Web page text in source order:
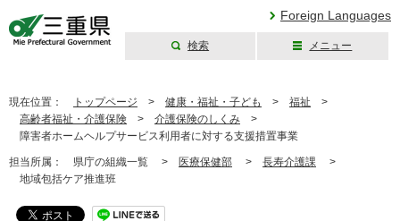
Foreign Languages
検索 メニュー
現在位置： トップページ > 健康・福祉・子ども > 福祉 >
高齢者福祉・介護保険 > 介護保険のしくみ >
障害者ホームヘルプサービス利用者に対する支援措置事業
担当所属： 県庁の組織一覧 > 医療保健部 > 長寿介護課 >
地域包括ケア推進班